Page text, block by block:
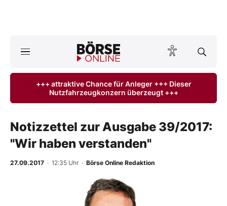
ktuelle Ausgabe BÖRSE ONLINE lesen
Anlageprodukte
Finanz-Check
BO-Musterdepots
+++ attraktive Chance für Anleger +++ Dieser
Nutzfahrzeugkonzern überzeugt +++
Notizzettel zur Ausgabe 39/2017:
"Wir haben verstanden"
27.09.2017 · 12:35 Uhr · Börse Online Redaktion